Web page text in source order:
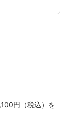
円（税込）を